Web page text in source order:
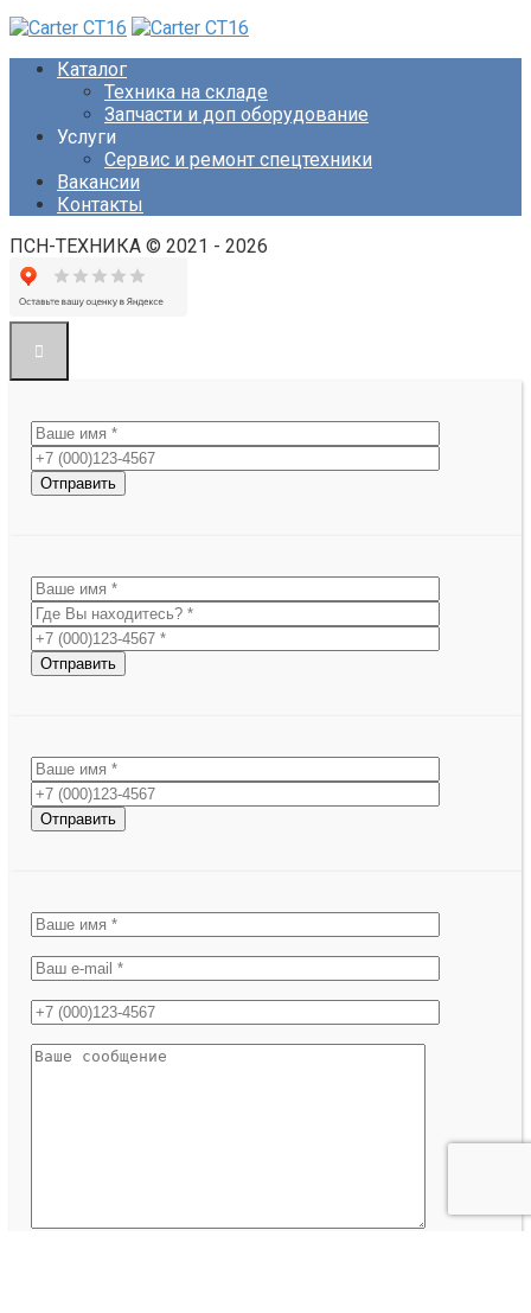
Каталог
Техника на складе
Запчасти и доп оборудование
Услуги
Сервис и ремонт спецтехники
Вакансии
Контакты
ПСН-ТЕХНИКА © 2021 - 2026